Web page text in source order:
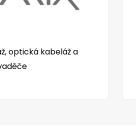
optická kabeláž a